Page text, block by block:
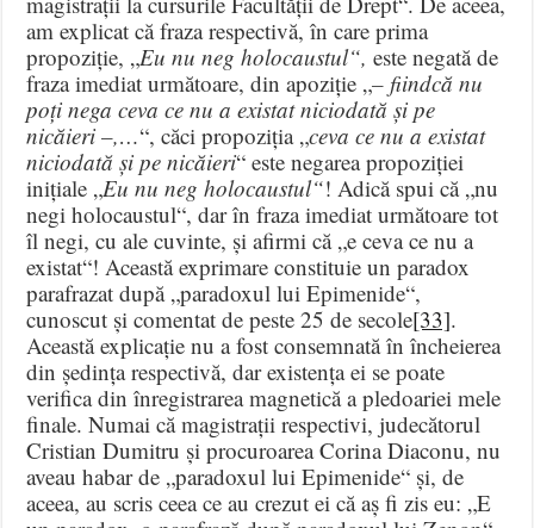
am explicat că fraza respectivă, în care prima
propoziție, „Eu nu neg holocaustul“, este negată de
fraza imediat următoare, din apoziție „– fiindcă nu
poți nega ceva ce nu a existat niciodată și pe
nicăieri –,…“, căci propoziția „ceva ce nu a existat
niciodată și pe nicăieri“ este negarea propoziției
inițiale „Eu nu neg holocaustul“! Adică spui că „nu
negi holocaustul“, dar în fraza imediat următoare tot
îl negi, cu ale cuvinte, și afirmi că „e ceva ce nu a
existat“! Această exprimare constituie un paradox
parafrazat după „paradoxul lui Epimenide“,
cunoscut și comentat de peste 25 de secole[33].
Această explicație nu a fost consemnată în încheierea
din ședința respectivă, dar existența ei se poate
verifica din înregistrarea magnetică a pledoariei mele
finale. Numai că magistrații respectivi, judecătorul
Cristian Dumitru și procuroarea Corina Diaconu, nu
aveau habar de „paradoxul lui Epimenide“ și, de
aceea, au scris ceea ce au crezut ei că aș fi zis eu: „E